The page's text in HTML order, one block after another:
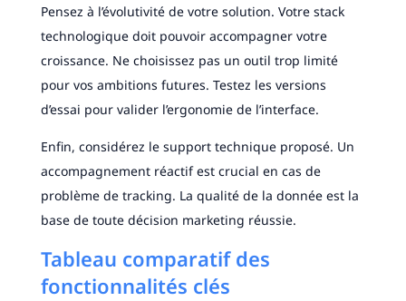
Pensez à l’évolutivité de votre solution. Votre stack
technologique doit pouvoir accompagner votre
croissance. Ne choisissez pas un outil trop limité
pour vos ambitions futures. Testez les versions
d’essai pour valider l’ergonomie de l’interface.
Enfin, considérez le support technique proposé. Un
accompagnement réactif est crucial en cas de
problème de tracking. La qualité de la donnée est la
base de toute décision marketing réussie.
Tableau comparatif des
fonctionnalités clés